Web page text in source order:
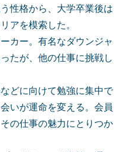
性格から、大学卒業後は
アを模索した。
カー。有名なダウンジャ
たが、他の仕事に挑戦し
どに向けて勉強に集中で
いが運命を変える。会員
の仕事の魅力にとりつか